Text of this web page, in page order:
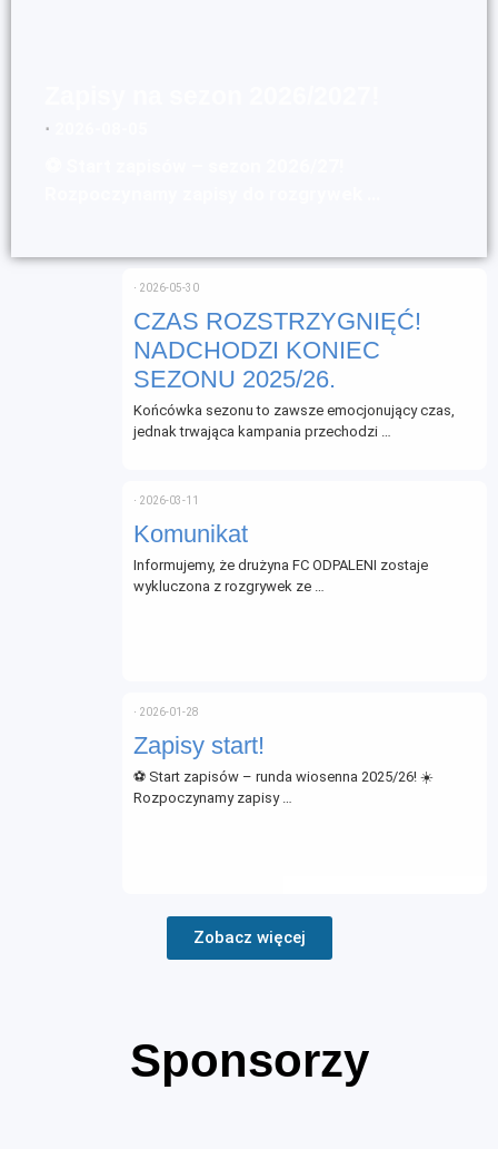
⋅
CZAS ROZSTRZYGNIĘĆ!
NADCHODZI KONIEC
SEZONU 2025/26.
⋅ 2026-05-30
Końcówka sezonu to zawsze emocjonujący czas,
jednak trwająca kampania przechodzi …
Komunikat
⋅ 2026-03-11
Informujemy, że drużyna FC ODPALENI zostaje
wykluczona z rozgrywek ze …
Zapisy start!
⋅ 2026-01-28
⚽ Start zapisów – runda wiosenna 2025/26! ☀️
Rozpoczynamy zapisy …
Zobacz więcej
Sponsorzy